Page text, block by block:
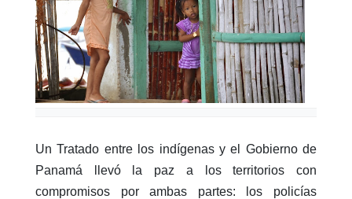
Un Tratado entre los indígenas y el Gobierno de
Panamá llevó la paz a los territorios con
compromisos por ambas partes: los policías